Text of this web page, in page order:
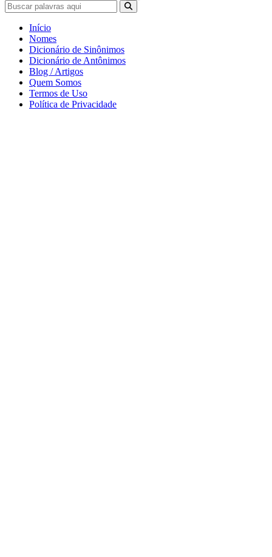
Início
Nomes
Dicionário de Sinônimos
Dicionário de Antônimos
Blog / Artigos
Quem Somos
Termos de Uso
Política de Privacidade